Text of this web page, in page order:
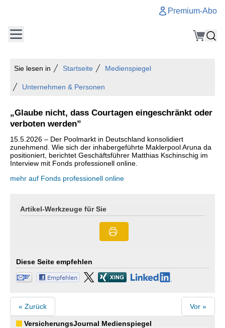
Premium-Abo
Sie lesen in Startseite Medienspiegel
Unternehmen & Personen
„Glaube nicht, dass Courtagen eingeschränkt oder
verboten werden”
15.5.2026 – Der Poolmarkt in Deutschland konsolidiert
zunehmend. Wie sich der inhabergeführte Maklerpool Aruna da
positioniert, berichtet Geschäftsführer Matthias Kschinschig im
Interview mit Fonds professionell online.
mehr auf Fonds professionell online
Artikel-Werkzeuge für Sie
Diese Seite empfehlen
« Zurück Vor »
VersicherungsJournal Medienspiegel